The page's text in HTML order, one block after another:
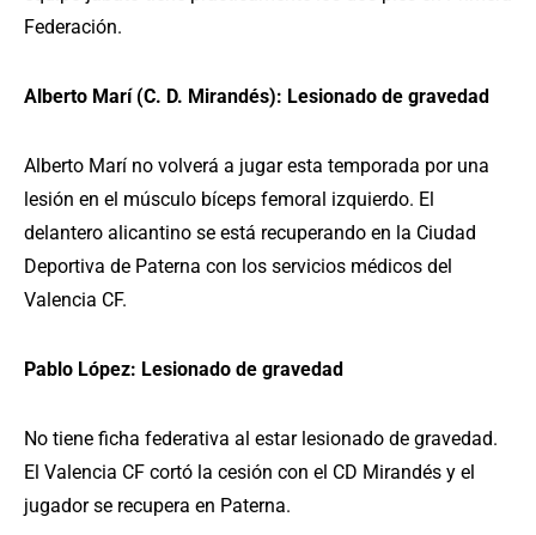
Federación.
Alberto Marí (C. D. Mirandés): Lesionado de gravedad
Alberto Marí no volverá a jugar esta temporada por una
lesión en el músculo bíceps femoral izquierdo. El
delantero alicantino se está recuperando en la Ciudad
Deportiva de Paterna con los servicios médicos del
Valencia CF.
Pablo López: Lesionado de gravedad
No tiene ficha federativa al estar lesionado de gravedad.
El Valencia CF cortó la cesión con el CD Mirandés y el
jugador se recupera en Paterna.